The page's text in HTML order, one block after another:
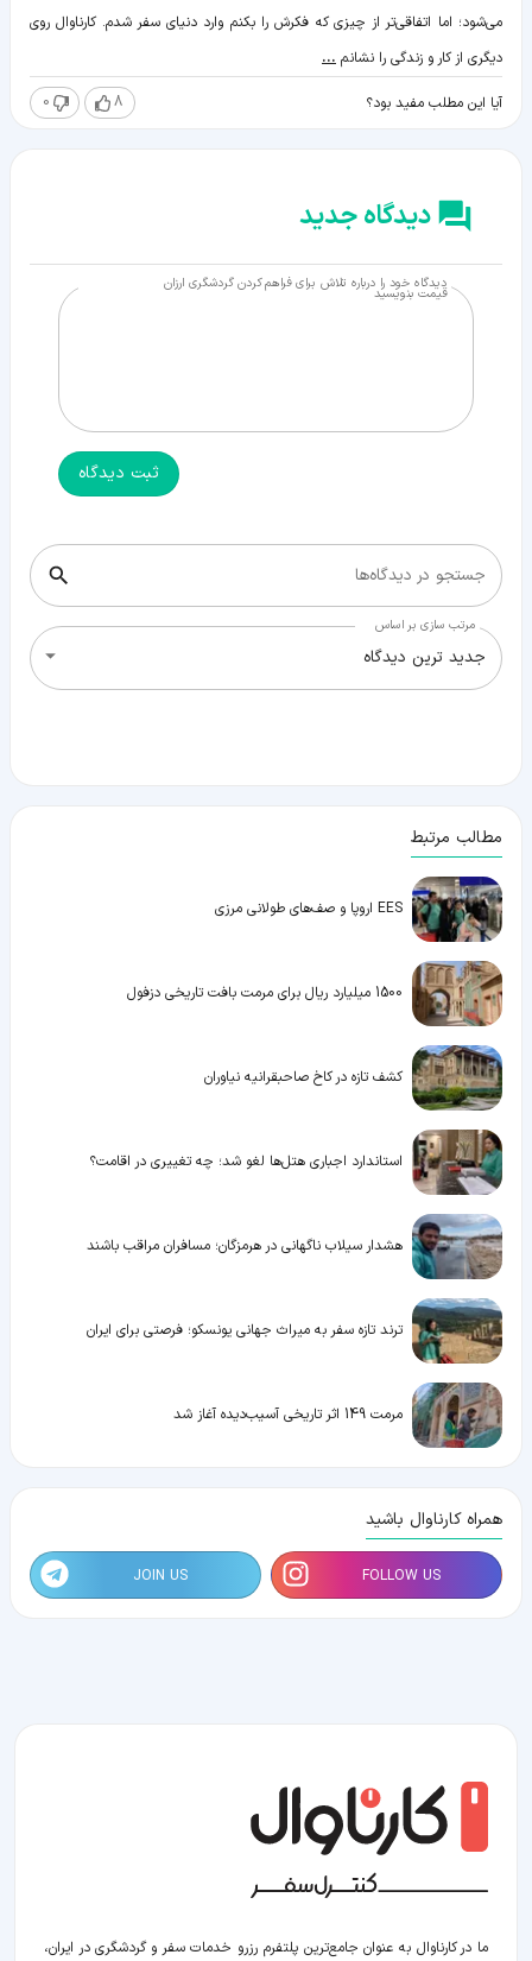
می‌شود؛ اما اتفاقی‌تر از چیزی که فکرش را بکنم وارد دنیای سفر شدم. کارناوال روی
دیگری از کار و زندگی را نشانم ...
آیا این مطلب مفید بود؟ 8
0
دیدگاه جدید
دیدگاه خود را درباره تلاش برای فراهم کردن گردشگری ارزان‌
قیمت بنویسید
ثبت دیدگاه
جستجو در دیدگاه‌ها
مرتب سازی بر اساس
جدید ترین دیدگاه
مطالب مرتبط
EES اروپا و صف‌های طولانی مرزی
1500 میلیارد ریال برای مرمت بافت تاریخی دزفول
کشف تازه در کاخ صاحبقرانیه نیاوران
استاندارد اجباری هتل‌ها لغو شد؛ چه تغییری در اقامت؟
هشدار سیلاب ناگهانی در هرمزگان؛ مسافران مراقب باشند
ترند تازه سفر به میراث جهانی یونسکو؛ فرصتی برای ایران
مرمت 149 اثر تاریخی آسیب‌دیده آغاز شد
همراه کارناوال باشید
FOLLOW US
JOIN US
ما در کارناوال به عنوان جامع‌ترین پلتفرم رزرو خدمات سفر و گردشگری در ایران،